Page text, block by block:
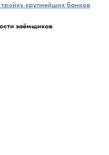
крупнейших банков
заёмщиков